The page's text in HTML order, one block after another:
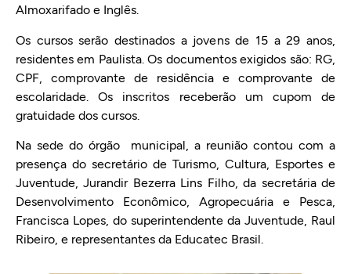
Almoxarifado e Inglês.
Os cursos serão destinados a jovens de 15 a 29 anos,
residentes em Paulista. Os documentos exigidos são: RG,
CPF, comprovante de residência e comprovante de
escolaridade. Os inscritos receberão um cupom de
gratuidade dos cursos.
Na sede do órgão municipal, a reunião contou com a
presença do secretário de Turismo, Cultura, Esportes e
Juventude, Jurandir Bezerra Lins Filho, da secretária de
Desenvolvimento Econômico, Agropecuária e Pesca,
Francisca Lopes, do superintendente da Juventude, Raul
Ribeiro, e representantes da Educatec Brasil.